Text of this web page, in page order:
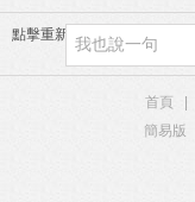
點擊重新加載
首頁
簡易版